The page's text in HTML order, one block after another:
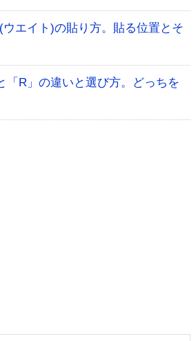
ウエイト)の貼り方。貼る位置とそ
「R」の違いと選び方。どっちを